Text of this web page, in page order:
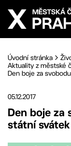
Přejít na hlavní
Úvodní stránka
Aktuality z městské
Den boje za
05.12.2017
Den boje za
státní svátek